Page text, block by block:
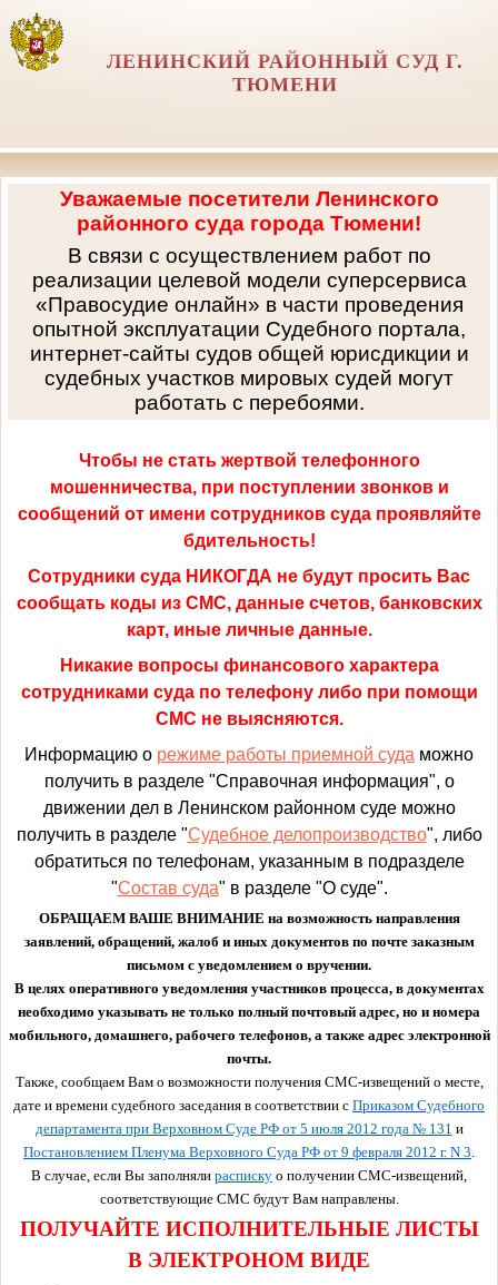
ЛЕНИНСКИЙ РАЙОННЫЙ СУД Г.
ТЮМЕНИ
Уважаемые посетители Ленинского
районного суда города Тюмени!
В связи с осуществлением работ по
реализации целевой модели суперсервиса
«Правосудие онлайн» в части проведения
опытной эксплуатации Судебного портала,
интернет-сайты судов общей юрисдикции и
судебных участков мировых судей могут
работать с перебоями.
Чтобы не стать жертвой телефонного
мошенничества, при поступлении звонков и
сообщений от имени сотрудников суда проявляйте
бдительность!
Сотрудники суда НИКОГДА не будут просить Вас
сообщать коды из СМС, данные счетов, банковских
карт, иные личные данные.
Никакие вопросы финансового характера
сотрудниками суда по телефону либо при помощи
СМС не выясняются.
Информацию о режиме работы приемной суда можно
получить в разделе "Справочная информация", о
движении дел в Ленинском районном суде можно
получить в разделе "Судебное делопроизводство", либо
обратиться по телефонам, указанным в подразделе
"Состав суда" в разделе "О суде".
ОБРАЩАЕМ ВАШЕ ВНИМАНИЕ на возможность направления
заявлений, обращений, жалоб и иных документов по почте заказным
письмом с уведомлением о вручении.
В целях оперативного уведомления участников процесса, в документах
необходимо указывать не только полный почтовый адрес, но и номера
мобильного, домашнего, рабочего телефонов, а также адрес электронной
почты.
Также, сообщаем Вам о возможности получения СМС-извещений о месте,
дате и времени судебного заседания в соответствии с Приказом Судебного
департамента при Верховном Суде РФ от 5 июля 2012 года № 131 и
Постановлением Пленума Верховного Суда РФ от 9 февраля 2012 г. N 3
В случае, если Вы заполняли расписку о получении СМС-извещений,
соответствующие СМС будут Вам направлены.
ПОЛУЧАЙТЕ ИСПОЛНИТЕЛЬНЫЕ ЛИСТЫ
В ЭЛЕКТРОНОМ ВИДЕ